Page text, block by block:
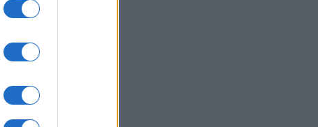
06/08/26 - 19:37
για την υπόθεση της
— Θα μεταφερθεί στη ΓΑΔΑ
06/08/26 - 19:22
ΗΠΑ ανακάλεσαν τη βίζα της
της Βραζιλίας – Νέα